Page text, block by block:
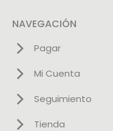
NAVEGACIÓN
Pagar
Mi Cuenta
Seguimiento
Tienda